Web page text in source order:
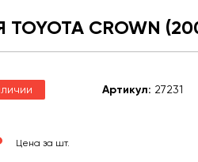
CROWN
Артикул: 27231
Цена за шт.